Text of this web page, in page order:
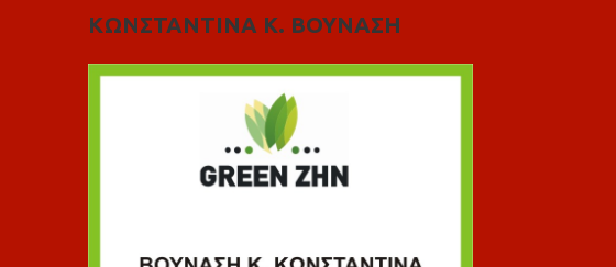
ΚΩΝΣΤΑΝΤΙΝΑ Κ. ΒΟΥΝΑΣΗ